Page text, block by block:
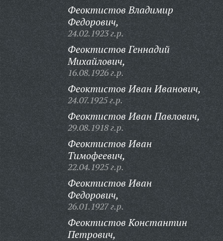
Феоктистов Владимир
Федорович,
24.02.1923 г.р.
Феоктистов Геннадий
Михайлович,
16.08.1926 г.р.
Феоктистов Иван Иванович,
24.07.1925 г.р.
Феоктистов Иван Павлович,
29.08.1918 г.р.
Феоктистов Иван
Тимофеевич,
22.04.1925 г.р.
Феоктистов Иван
Федорович,
26.01.1927 г.р.
Феоктистов Константин
Петрович,